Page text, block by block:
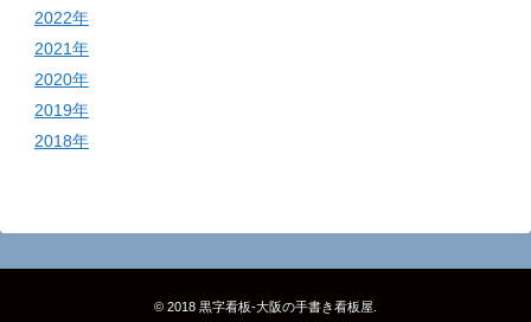
2022年
2021年
2020年
2019年
2018年
© 2018 黒字看板‐大阪の手書き看板屋